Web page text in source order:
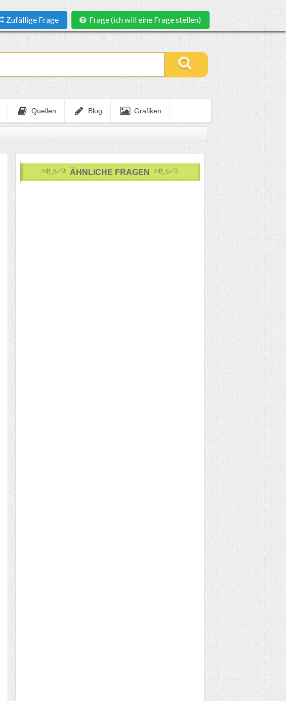
Zufällige Frage Frage (ich will eine Frage stellen)
Quellen Blog Grafiken
ÄHNLICHE FRAGEN